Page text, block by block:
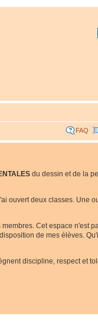
FAQ
du dessin et de la
ouvert deux classes. Une
Cet espace n'est
de mes élèves.
discipline, respect et